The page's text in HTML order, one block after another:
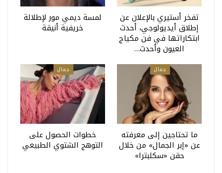
تفخر أستيري بالإعلان عن
إطلاق أيديولوجي، أحدث
ابتكاراتها في فن مكياج
العيون وأحدث…
لمسة ديمي مور لإطلالة
خريفية أنيقة
جمال
ما تحتاجين إلى معرفته
عن «إبر الجمال» من خلال
حقن «سكلبترا»
جمال
خطوات الحصول على
التوهج الشتوي الطبيعي